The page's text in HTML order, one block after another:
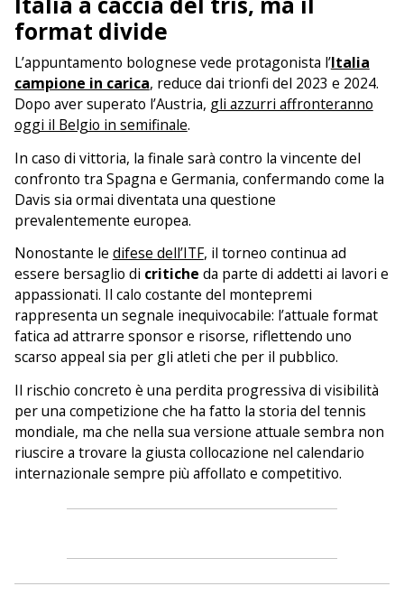
format divide
L’appuntamento bolognese vede protagonista l’Italia
campione in carica, reduce dai trionfi del 2023 e 2024.
Dopo aver superato l’Austria, gli azzurri affronteranno
oggi il Belgio in semifinale.
In caso di vittoria, la finale sarà contro la vincente del
confronto tra Spagna e Germania, confermando come la
Davis sia ormai diventata una questione
prevalentemente europea.
Nonostante le difese dell’ITF, il torneo continua ad
essere bersaglio di critiche da parte di addetti ai lavori e
appassionati. Il calo costante del montepremi
rappresenta un segnale inequivocabile: l’attuale format
fatica ad attrarre sponsor e risorse, riflettendo uno
scarso appeal sia per gli atleti che per il pubblico.
Il rischio concreto è una perdita progressiva di visibilità
per una competizione che ha fatto la storia del tennis
mondiale, ma che nella sua versione attuale sembra non
riuscire a trovare la giusta collocazione nel calendario
internazionale sempre più affollato e competitivo.